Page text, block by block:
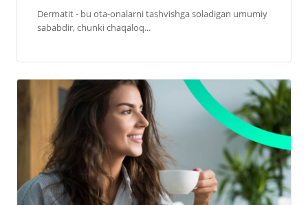
Dermatit - bu ota-onalarni tashvishga soladigan umumiy
sababdir, chunki chaqaloq...